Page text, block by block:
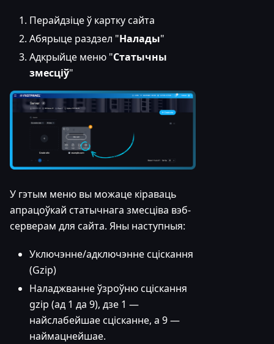
Перайдзіце ў картку сайта
Абярыце раздзел "Налады"
Адкрыйце меню "Статычны
змесціў"
У гэтым меню вы можаце кіраваць
апрацоўкай статычнага змесціва вэб-
серверам для сайта. Яны наступныя:
Уключэнне/адключэнне сціскання
(Gzip)
Наладжванне ўзроўню сціскання
gzip (ад 1 да 9), дзе 1 —
найслабейшае сцісканне, а 9 —
наймацнейшае.